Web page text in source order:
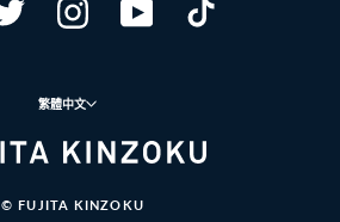
語
繁體中文
© FUJITA KINZOKU